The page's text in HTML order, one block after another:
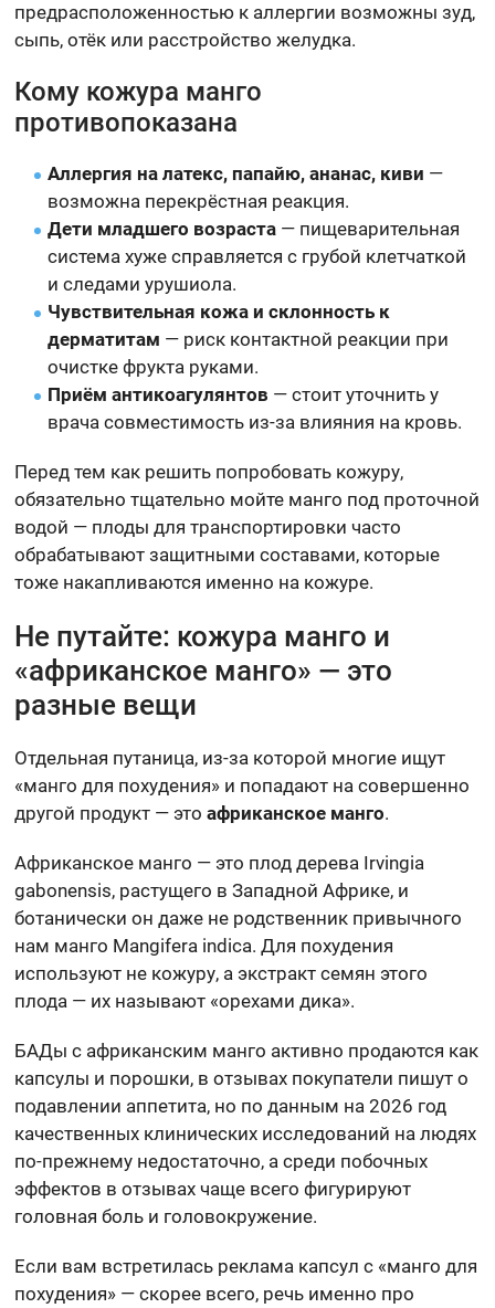
предрасположенностью к аллергии возможны зуд,
сыпь, отёк или расстройство желудка.
Кому кожура манго
противопоказана
Аллергия на латекс, папайю, ананас, киви —
возможна перекрёстная реакция.
Дети младшего возраста — пищеварительная
система хуже справляется с грубой клетчаткой
и следами урушиола.
Чувствительная кожа и склонность к
дерматитам — риск контактной реакции при
очистке фрукта руками.
Приём антикоагулянтов — стоит уточнить у
врача совместимость из-за влияния на кровь.
Перед тем как решить попробовать кожуру,
обязательно тщательно мойте манго под проточной
водой — плоды для транспортировки часто
обрабатывают защитными составами, которые
тоже накапливаются именно на кожуре.
Не путайте: кожура манго и
«африканское манго» — это
разные вещи
Отдельная путаница, из-за которой многие ищут
«манго для похудения» и попадают на совершенно
другой продукт — этоафриканское манго.
Африканское манго — это плод дерева Irvingia
gabonensis, растущего в Западной Африке, и
ботанически он даже не родственник привычного
нам манго Mangifera indica. Для похудения
используют не кожуру, а экстракт семян этого
плода — их называют «орехами дика».
БАДы с африканским манго активно продаются как
капсулы и порошки, в отзывах покупатели пишут о
подавлении аппетита, но по данным на 2026 год
качественных клинических исследований на людях
по-прежнему недостаточно, а среди побочных
эффектов в отзывах чаще всего фигурируют
головная боль и головокружение.
Если вам встретилась реклама капсул с «манго для
похудения» — скорее всего, речь именно про